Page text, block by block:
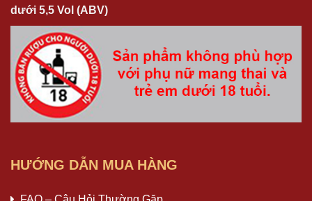
dưới 5,5 Vol (ABV)
HƯỚNG DẪN MUA HÀNG